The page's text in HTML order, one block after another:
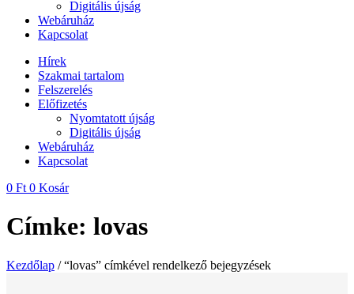
Digitális újság
Webáruház
Kapcsolat
Hírek
Szakmai tartalom
Felszerelés
Előfizetés
Nyomtatott újság
Digitális újság
Webáruház
Kapcsolat
0 Ft 0 Kosár
Címke: lovas
Kezdőlap / “lovas” címkével rendelkező bejegyzések